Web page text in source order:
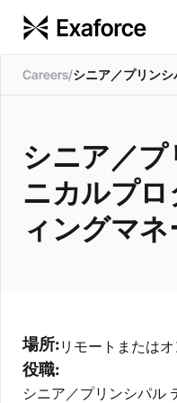
Careers/
シニア／
ニカルプ
ィングマ
場所:リモートまたは
役職:
シニア／プリンシパル